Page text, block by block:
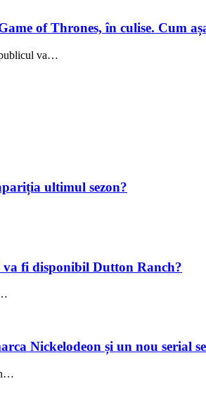
of Thrones, în culise. Cum
publicul va…
ultimul sezon?
va fi disponibil Dutton Ranch?
Nickelodeon și un nou serial
n…